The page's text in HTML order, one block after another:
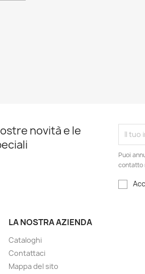
novità e le
Puoi
contatto
LA NOSTRA AZIENDA
Cataloghi
Contattaci
Mappa del sito